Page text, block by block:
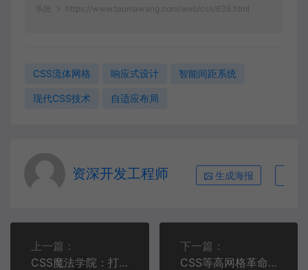
系统
https://www.taomawang.com/web/css/636.html
CSS流体网格 响应式设计 智能间距系统
现代CSS技术 自适应布局
资深开发工程师 生成海报
上一篇：
CSS魔法学院：打造动态自适应多栏等高布局系统
下一篇：
CSS等高网格革命：打造完美自适应的多列布局系统